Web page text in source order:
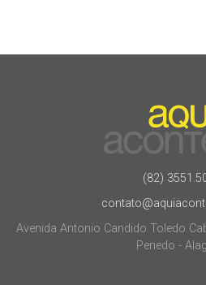
(82)
Avenida Antonio Candido Toledo
Penedo -